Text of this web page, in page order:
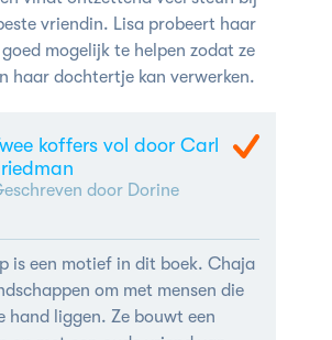
vriendin. Lisa probeert haar
mogelijk te helpen zodat ze
haar dochtertje kan verwerken.
koffers vol door Carl
door Dorine
is een motief in dit boek. Chaja
om met mensen die
hand liggen. Ze bouwt een